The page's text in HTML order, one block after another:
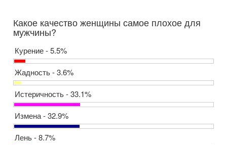
Какое качество женщины самое плохое для
мужчины?
Курение - 5.5%
Жадность - 3.6%
Истеричность - 33.1%
Измена - 32.9%
Лень - 8.7%